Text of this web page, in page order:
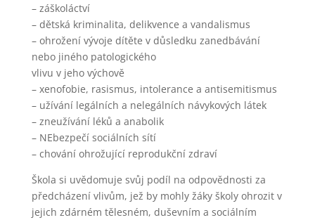
– záškoláctví
– dětská kriminalita, delikvence a vandalismus
– ohrožení vývoje dítěte v důsledku zanedbávání
nebo jiného patologického
vlivu v jeho výchově
– xenofobie, rasismus, intolerance a antisemitismus
– užívání legálních a nelegálních návykových látek
– zneužívání léků a anabolik
– NEbezpečí sociálních sítí
– chování ohrožující reprodukční zdraví
Škola si uvědomuje svůj podíl na odpovědnosti za
předcházení vlivům, jež by mohly žáky školy ohrozit v
jejich zdárném tělesném, duševním a sociálním